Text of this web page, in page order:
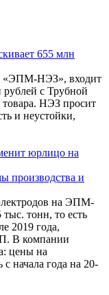
655 млн
«ЭПМ-НЭЗ», входит
с Трубной
товара. НЭЗ просит
и неустойки,
производства и
на ЭПМ-
тонн, то есть
2019 года,
В компании
цены на
начала года на 20-